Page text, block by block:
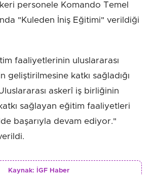
personele Komando Temel
"Kuleden İniş Eğitimi" verildiği
faaliyetlerinin uluslararası
geliştirilmesine katkı sağladığı
askerî iş birliğinin
sağlayan eğitim faaliyetleri
başarıyla devam ediyor."
Kaynak: İGF Haber